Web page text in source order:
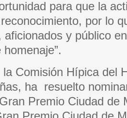
para que la
por lo
aficionados y público
Comisión Hípica del
ha resuelto
Premio Ciudad de